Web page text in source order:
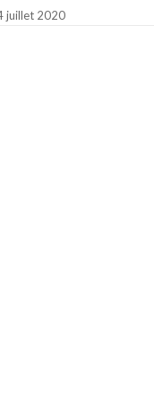
juillet 2020